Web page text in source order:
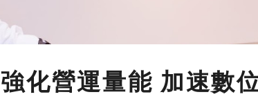
化營運量能 加速數